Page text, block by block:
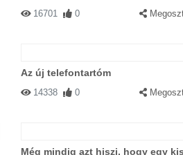
16701 0
Az új telefontartóm
14338 0
Még mindig azt hiszi, hogy egy kis